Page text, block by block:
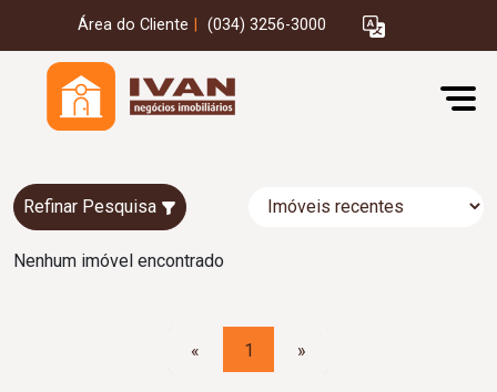
Área do Cliente (034) 3256-3000
Refinar Pesquisa
Nenhum imóvel encontrado
« 1 »